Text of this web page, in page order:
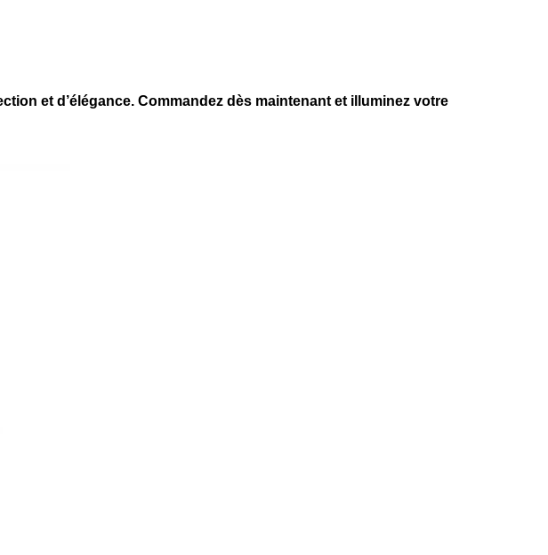
et d’élégance. Commandez dès maintenant et illuminez votre